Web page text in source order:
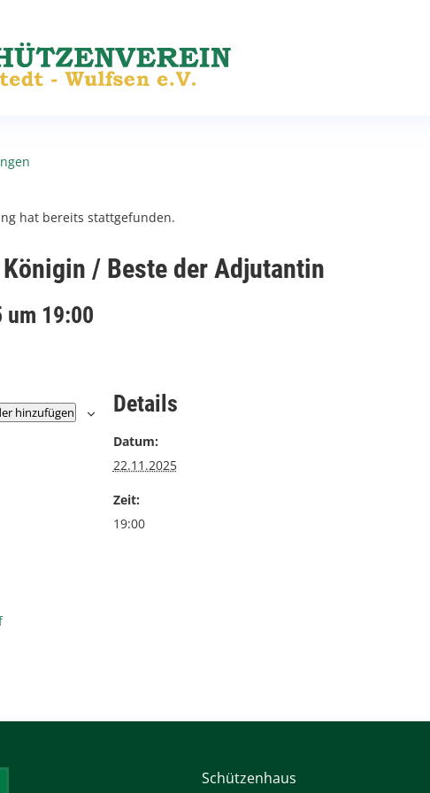
hat bereits stattgefunden.
/ Beste der Adjutantin
um 19:00
hinzufügen Details
Datum:
22.11.2025
Zeit:
19:00
Schützenhaus